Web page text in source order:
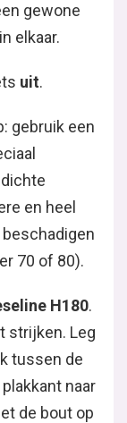
gewone
elkaar.
uit.
gebruik een
en heel
70 of 80).
H180.
strijken. Leg
tussen de
naar
de bout op